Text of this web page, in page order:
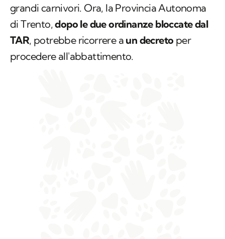
grandi carnivori. Ora, la Provincia Autonoma
di Trento,dopo le due ordinanze bloccate dal
TAR, potrebbe ricorrere a un decreto per
procedere all'abbattimento.